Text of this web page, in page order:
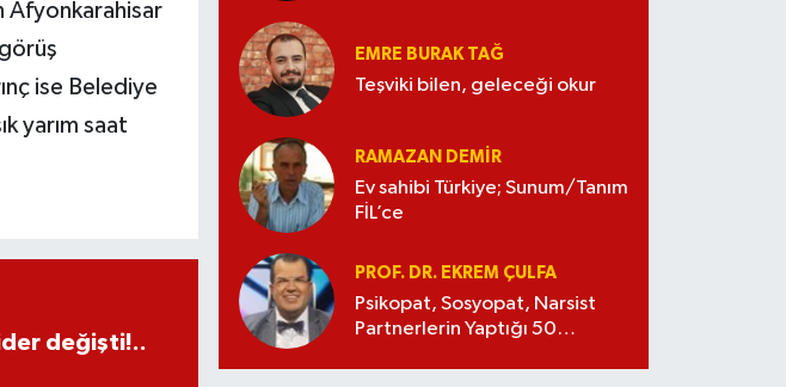
Afyonkarahisar
ise Belediye
yarım saat
değişti!..
EMRE BURAK TAĞ
Teşviki bilen, geleceği okur
RAMAZAN DEMİR
Ev sahibi Türkiye; Sunum/Tanım
FİL’ce
PROF. DR. EKREM ÇULFA
Psikopat, Sosyopat, Narsist
Partnerlerin Yaptığı 50